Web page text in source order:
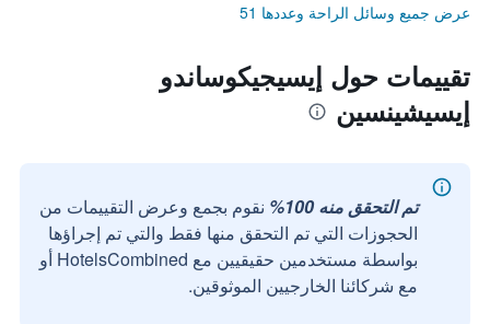
عرض جميع وسائل الراحة وعددها 51
تقييمات حول إيسيجيكوساندو
إيسيشينسين
تم التحقق منه 100%
نقوم بجمع وعرض التقييمات من
الحجوزات التي تم التحقق منها فقط والتي تم إجراؤها
بواسطة مستخدمين حقيقيين مع HotelsCombined أو
مع شركائنا الخارجيين الموثوقين.